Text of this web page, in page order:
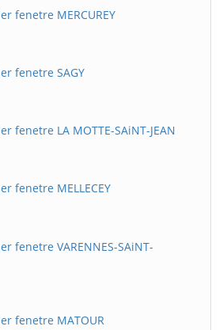
fenetre MERCUREY
fenetre SAGY
fenetre LA MOTTE-SAiNT-JEAN
fenetre MELLECEY
fenetre VARENNES-SAiNT-
fenetre MATOUR